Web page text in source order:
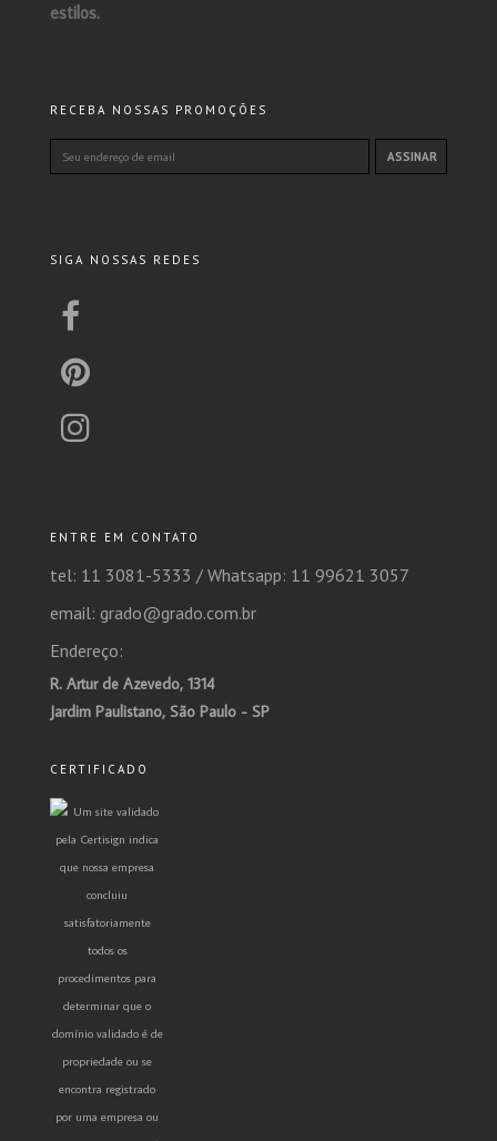
estilos.
RECEBA NOSSAS PROMOÇÕES
SIGA NOSSAS REDES
ENTRE EM CONTATO
tel: 11 3081-5333 / Whatsapp: 11 99621 3057
email: grado@grado.com.br
Endereço:
R. Artur de Azevedo, 1314
Jardim Paulistano, São Paulo - SP
CERTIFICADO